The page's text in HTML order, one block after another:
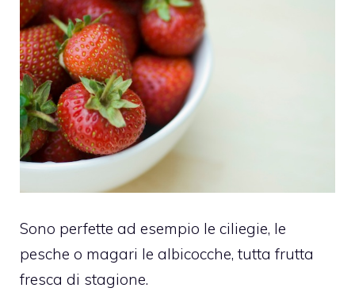
Sono perfette ad esempio le ciliegie, le
pesche o magari le albicocche, tutta frutta
fresca di stagione.